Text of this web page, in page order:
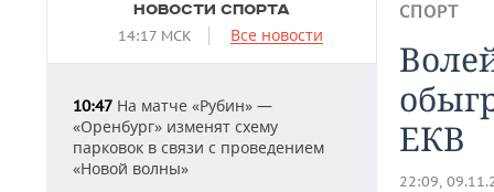
НОВОСТИ СПОРТА
14:17 МСК Все новости
10:47 На матче «Рубин» —
«Оренбург» изменят схему
парковок в связи с проведением
«Новой волны»
СПОРТ
ЕКВ
22:09,